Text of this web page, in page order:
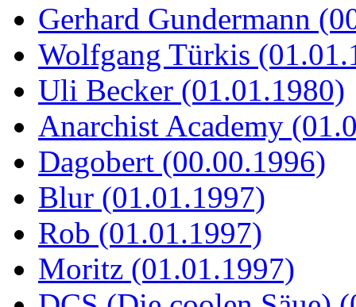
Gerhard Gundermann
Wolfgang Türkis
Uli Becker (01.01.1980)
Anarchist Academy
Dagobert (00.00.1996)
Blur (01.01.1997)
Rob (01.01.1997)
Moritz (01.01.1997)